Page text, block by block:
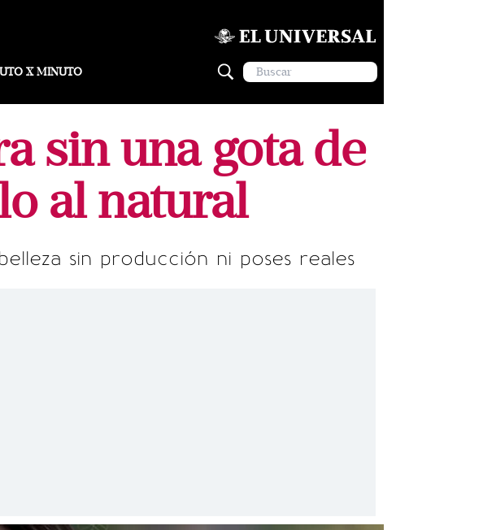
X MINUTO
sin una gota de
al natural
sin producción ni poses reales